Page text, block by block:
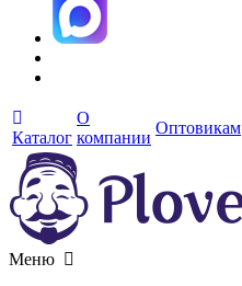
Каталог
О
компании
Оптовикам
Меню